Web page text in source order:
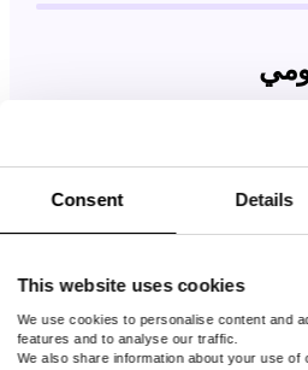
Consent Details
This website uses cookies
We use cookies to personalise content and
features and to analyse our traffic.
We also share information about your use
الكسب الآن
ومع ذلك ، يمكن لمستخدمينا كسب ما بين 5 دولارات أمريكية و
في المتوسط لمجرد إبقاء تطبيقنا